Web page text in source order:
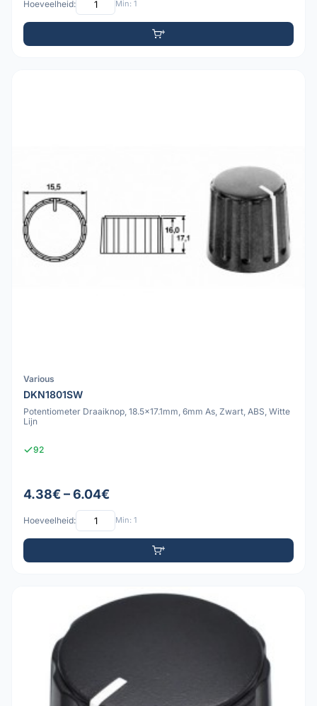
Hoeveelheid: Min: 1
Various
DKN1801SW
Potentiometer Draaiknop, 18.5x17.1mm, 6mm As, Zwart, ABS, Witte
Lijn
92
4.38€ – 6.04€
Hoeveelheid: Min: 1